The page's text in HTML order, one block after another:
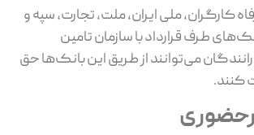
کارگران، ملی ایران، ملت، تجارت، سپه و
طرف قرارداد با سازمان تامین
می‌توانند از طریق این بانک‌ها حق
کنند.